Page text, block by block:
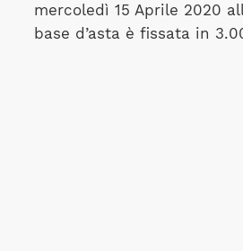
mercoledì 15 Aprile 2020
base d’asta è fissata in